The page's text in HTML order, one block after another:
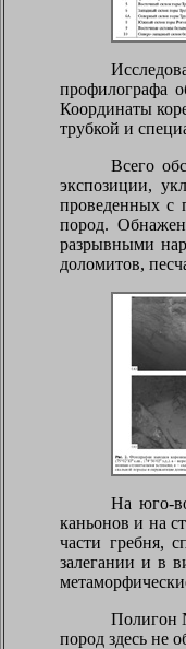
профилографа
Координаты
трубкой и
Всего
экспозиции,
проведенных с
пород.
разрывными
доломитов,
На юго-
каньонов и на
части гребня,
залегании и в
Полигон
пород здесь не